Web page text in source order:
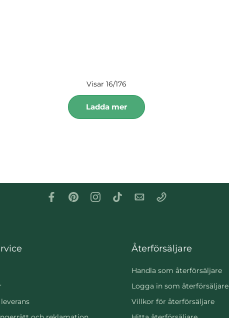
Visar 16/176
Ladda mer
Återförsäljare
Handla som återförsäljare
Logga in som återförsäljare
Villkor för återförsäljare